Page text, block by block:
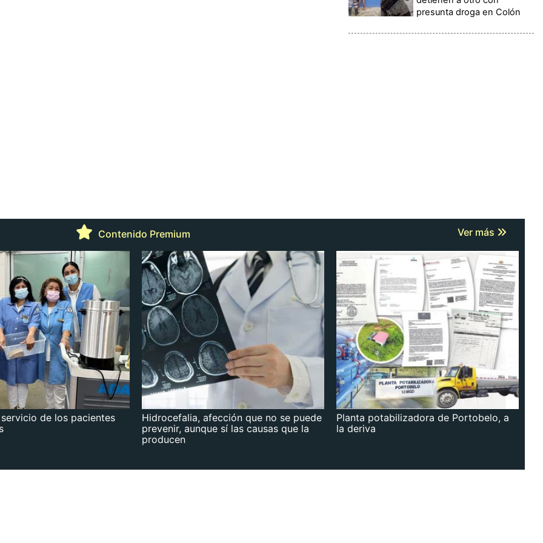
presunta droga en Colón
Contenido Premium Ver más
de los pacientes
Hidrocefalia, afección que no se puede
prevenir, aunque sí las causas que la
producen
Planta potabilizadora de Portobelo, a
la deriva